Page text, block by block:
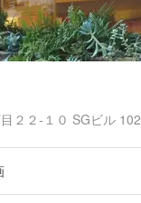
２２-１０ SGビル 102‬